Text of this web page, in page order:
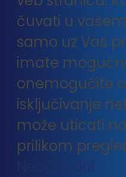
čuvati u
samo uz Vaš
imate
onemogućite
isključivanje
može uticati
prilikom